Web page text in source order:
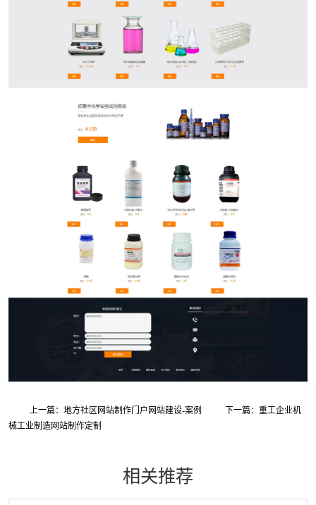
上一篇：地方社区网站制作门户网站建设-案例
下一篇：重工企业机
械工业制造网站制作定制
相关推荐